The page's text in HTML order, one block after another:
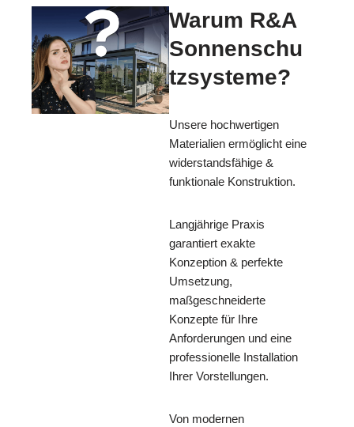
Warum R&A
Sonnenschu
tzsysteme?
Unsere hochwertigen
Materialien ermöglicht eine
widerstandsfähige &
funktionale Konstruktion.
Langjährige Praxis
garantiert exakte
Konzeption & perfekte
Umsetzung,
maßgeschneiderte
Konzepte für Ihre
Anforderungen und eine
professionelle Installation
Ihrer Vorstellungen.
Von modernen